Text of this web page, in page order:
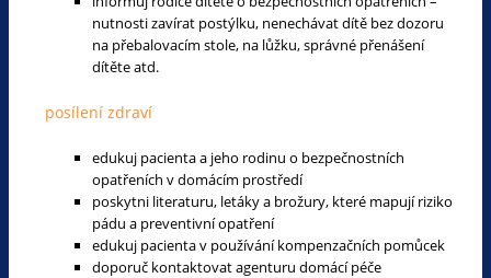
nutnosti zavírat postýlku, nenechávat dítě bez dozoru
na přebalovacím stole, na lůžku, správné přenášení
dítěte atd.
posílení zdraví
edukuj pacienta a jeho rodinu o bezpečnostních
opatřeních v domácím prostředí
poskytni literaturu, letáky a brožury, které mapují riziko
pádu a preventivní opatření
edukuj pacienta v používání kompenzačních pomůcek
doporuč kontaktovat agenturu domácí péče